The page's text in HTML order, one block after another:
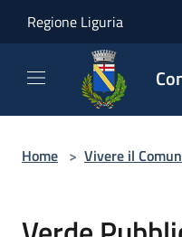
Regione Liguria
Home > Vivere il